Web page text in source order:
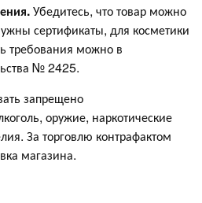
Убедитесь, что товар можно
сертификаты, для косметики
требования можно в
№ 2425.
запрещено
оружие, наркотические
За торговлю контрафактом
магазина.